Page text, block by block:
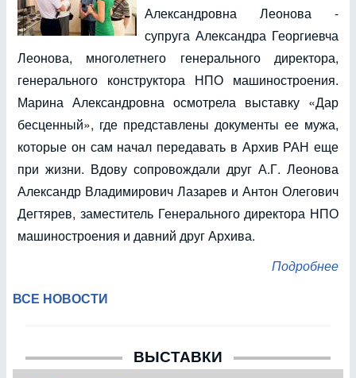
Александровна Леонова -
супруга Александра Георгиевча
Леонова, многолетнего генерального директора,
генерального конструктора НПО машиностроения.
Марина Александровна осмотрела выставку «Дар
бесценный», где представлены документы ее мужа,
которые он сам начал передавать в Архив РАН еще
при жизни. Вдову сопровождали друг А.Г. Леонова
Александр Владимирович Лазарев и Антон Олегович
Дегтярев, заместитель Генерального директора НПО
машиностроения и давний друг Архива.
Подробнее
ВСЕ НОВОСТИ
ВЫСТАВКИ